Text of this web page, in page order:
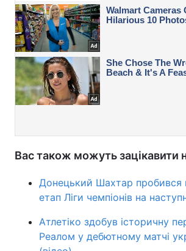
Вас також можуть зацікавити
Донецький Шахтар пробився
етап Ліги чемпіонів на
Атлетіко здобув історичну
Реалом у дебютному матчі